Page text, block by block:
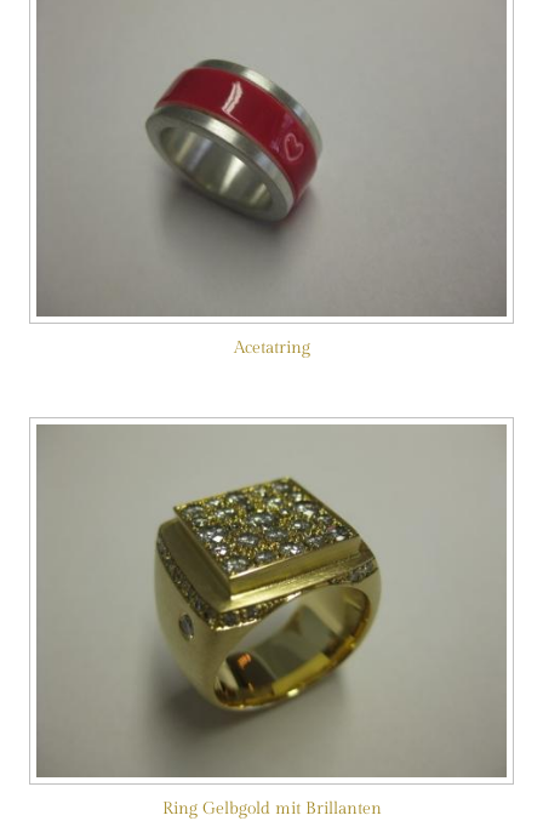
Acetatring
Ring Gelbgold mit Brillanten